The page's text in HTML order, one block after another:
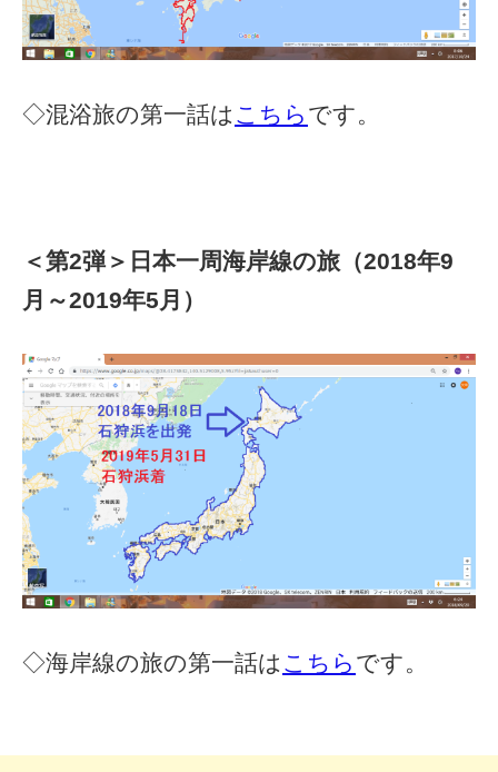
◇混浴旅の第一話は こちら です。
＜第2弾＞日本一周海岸線の旅（2018年9
月～2019年5月）
◇海岸線の旅の第一話は こちら です。